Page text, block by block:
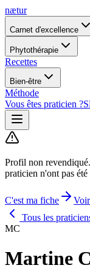
nætur
Carnet d'excellence
Phytothérapie
Recettes
Bien-être
Méthode
Vous êtes praticien ?
Profil non revendiqué.
praticien n'ont pas
C'est ma fiche
Tous les
MC
Martine